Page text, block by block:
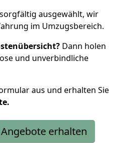
ausgewählt, wir
im Umzugsbereich.
Dann holen
und unverbindliche
aus und erhalten Sie
erhalten